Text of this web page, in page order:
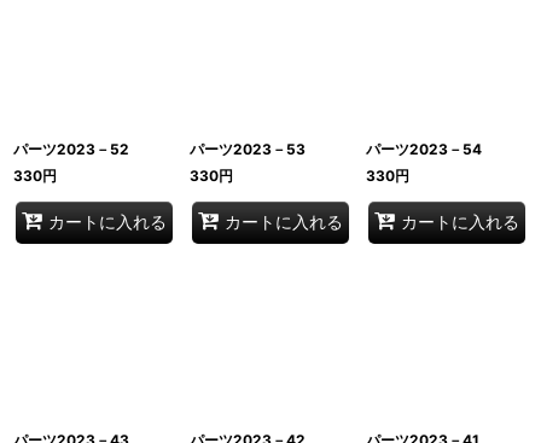
パーツ2023－52
330円
カートに入れる
パーツ2023－53
330円
カートに入れる
パーツ2023－54
330円
カートに入れる